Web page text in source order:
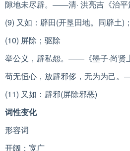
隙地未尽辟。——清· 洪亮吉《治平
(9) 又如：辟田(开垦田地。同辟土)
(10) 屏除；驱除
举公义，辟私怨。——《墨子·尚贤
苟无恒心，放辟邪侈，无为为己。
(11) 又如：辟邪(屏除邪恶)
词性变化
形容词
开阔；宽广